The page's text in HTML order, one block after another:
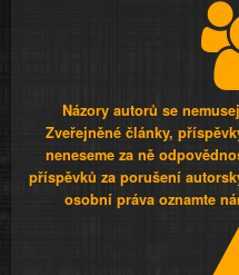
Názory autorů se
Zveřejněné články,
neneseme za ně
příspěvků za porušení
osobní práva oznamte